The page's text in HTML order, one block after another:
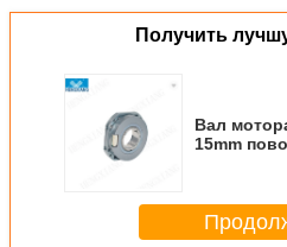
Получить
Вал
15mm